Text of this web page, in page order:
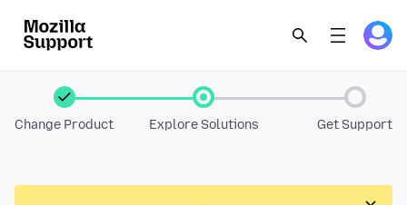
Change Product Explore Solutions Get Support